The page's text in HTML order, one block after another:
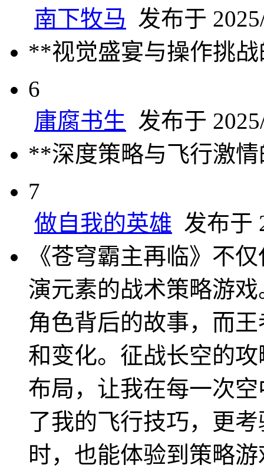
南下牧马 发布于
**视觉盛宴与操作挑
6
庸腐书生 发布于
**深度策略与飞行激
7
做自我的英雄 发布于
《苍穹霸主再临》不
演元素的战术策略游
角色背后的故事，而
和变化。征战长空的
布局，让我在每一次
了我的飞行技巧，更
时，也能体验到策略